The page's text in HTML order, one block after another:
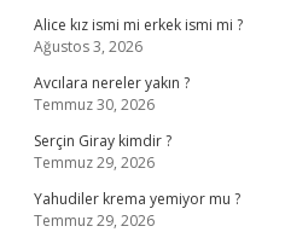
Alice kız ismi mi erkek ismi mi ?
Ağustos 3, 2026
Avcılara nereler yakın ?
Temmuz 30, 2026
Serçin Giray kimdir ?
Temmuz 29, 2026
Yahudiler krema yemiyor mu ?
Temmuz 29, 2026